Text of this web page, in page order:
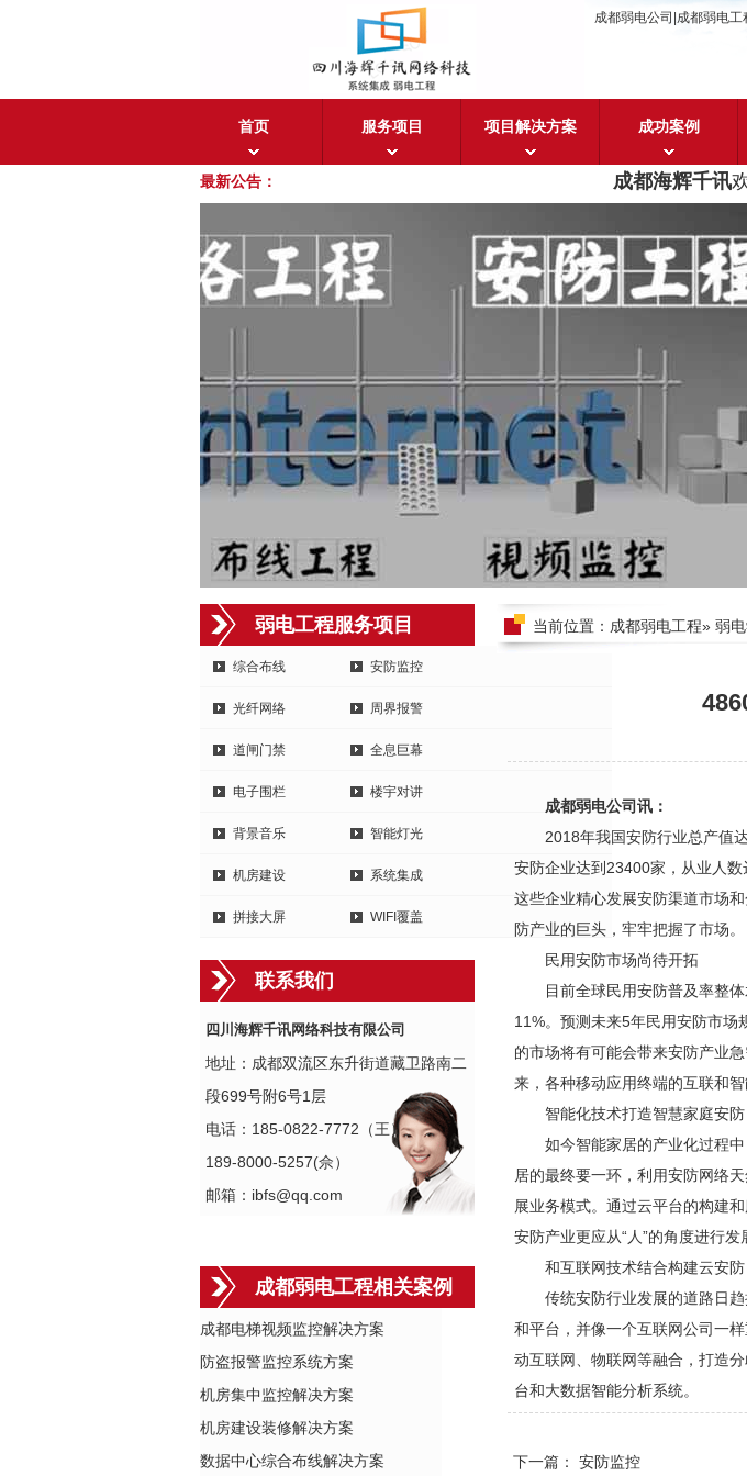
成都弱电公司|成都弱电
首页 服务项目 项目解决方案 成功案例
最新公告： 成都海辉千讯欢
弱电工程服务项目
综合布线 安防监控
光纤网络 周界报警
道闸门禁 全息巨幕
电子围栏 楼宇对讲
背景音乐 智能灯光
机房建设 系统集成
拼接大屏 WIFI覆盖
联系我们
四川海辉千讯网络科技有限公司
地址：成都双流区东升街道藏卫路南二
段699号附6号1层
电话：185-0822-7772（王）
189-8000-5257(佘）
邮箱：ibfs@qq.com
成都弱电工程相关案例
成都电梯视频监控解决方案
防盗报警监控系统方案
机房集中监控解决方案
机房建设装修解决方案
数据中心综合布线解决方案
当前位置： 成都弱电工程» 弱
成都弱电公司讯：
2018年我国安防行业总产值
安防企业达到23400家，从业人
这些企业精心发展安防渠道市场
防产业的巨头，牢牢把握了市场。
民用安防市场尚待开拓
目前全球民用安防普及率整
11%。预测未来5年民用安防市场
的市场将有可能会带来安防产业
来，各种移动应用终端的互联和智
智能化技术打造智慧家庭安防
如今智能家居的产业化过程中
居的最终要一环，利用安防网络
展业务模式。通过云平台的构建
安防产业更应从“人”的角度进行
和互联网技术结合构建云安防
传统安防行业发展的道路日
和平台，并像一个互联网公司一
动互联网、物联网等融合，打造
台和大数据智能分析系统。
下一篇： 安防监控